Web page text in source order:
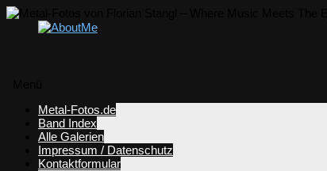
springen
Metal-Fotos.de
Band Index
Alle Galerien
Impressum / Datenschutz
Kontaktformular